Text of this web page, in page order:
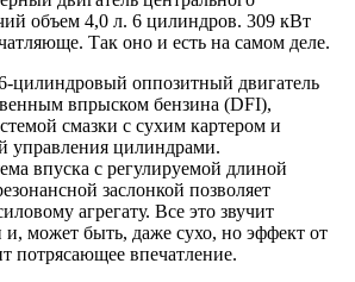
объем 4,0 л. 6 цилиндров. 309 кВт
Так оно и есть на самом деле.
цилиндровый оппозитный двигатель
впрыском бензина (DFI),
смазки с сухим картером и
управления цилиндрами.
впуска с регулируемой длиной
заслонкой позволяет
агрегату. Все это звучит
может быть, даже сухо, но эффект от
потрясающее впечатление.